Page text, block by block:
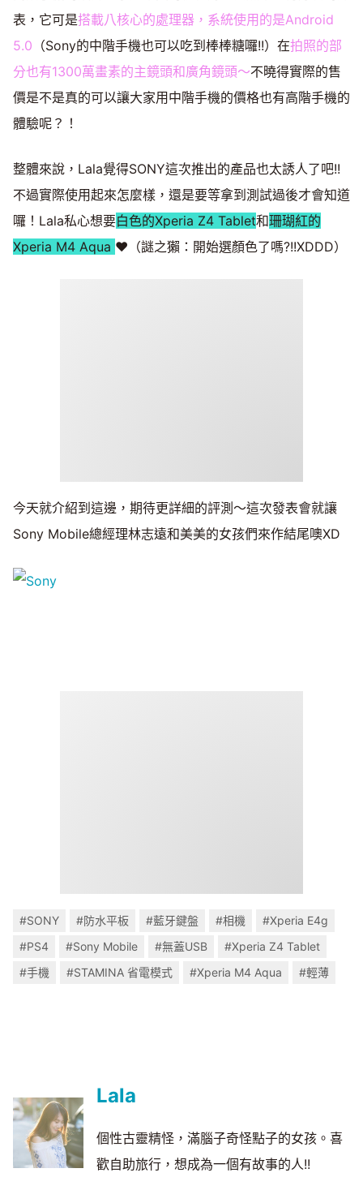
表，它可是搭載八核心的處理器，系統使用的是Android
5.0 （Sony的中階手機也可以吃到棒棒糖囉!!）在拍照的部
分也有1300萬畫素的主鏡頭和廣角鏡頭～不曉得實際的售
價是不是真的可以讓大家用中階手機的價格也有高階手機的
體驗呢？！
整體來說，Lala覺得SONY這次推出的產品也太誘人了吧!!
不過實際使用起來怎麼樣，還是要等拿到測試過後才會知道
囉！Lala私心想要白色的Xperia Z4 Tablet和珊瑚紅的
Xperia M4 Aqua ♥（謎之獺：開始選顏色了嗎?!!XDDD）
今天就介紹到這邊，期待更詳細的評測～這次發表會就讓
Sony Mobile總經理林志遠和美美的女孩們來作結尾噢XD
#SONY #防水平板 #藍牙鍵盤 #相機
#Xperia E4g
#PS4
#Sony Mobile #無蓋USB
#Xperia Z4 Tablet
#手機
#STAMINA 省電模式 #Xperia M4 Aqua #輕薄
Lala
個性古靈精怪，滿腦子奇怪點子的女孩。喜
歡自助旅行，想成為一個有故事的人!!